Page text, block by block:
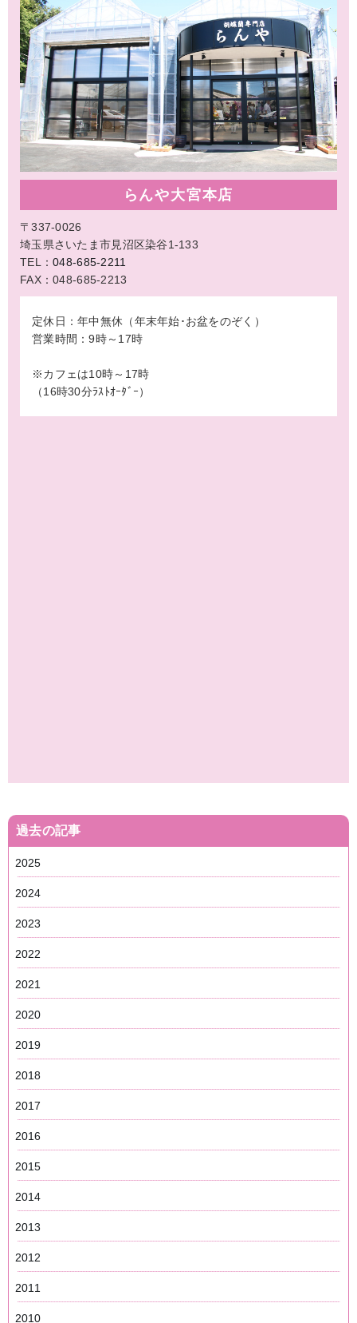
らんや大宮本店
〒337-0026
埼玉県さいたま市見沼区染谷1-133
TEL：048-685-2211
FAX：048-685-2213
定休日：年中無休（年末年始･お盆をのぞく）
営業時間：9時～17時
※カフェは10時～17時
（16時30分ﾗｽﾄｵｰﾀﾞｰ）
過去の記事
2025
2024
2023
2022
2021
2020
2019
2018
2017
2016
2015
2014
2013
2012
2011
2010